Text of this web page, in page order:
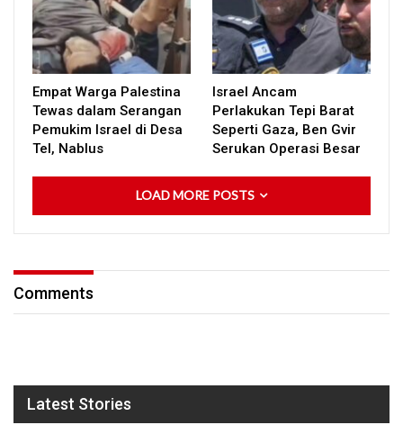
Empat Warga Palestina
Tewas dalam Serangan
Pemukim Israel di Desa
Tel, Nablus
Israel Ancam
Perlakukan Tepi Barat
Seperti Gaza, Ben Gvir
Serukan Operasi Besar
LOAD MORE POSTS
Comments
Latest Stories